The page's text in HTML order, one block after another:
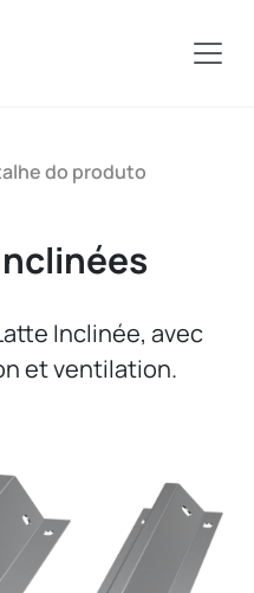
do produto
Inclinée, avec
et ventilation.